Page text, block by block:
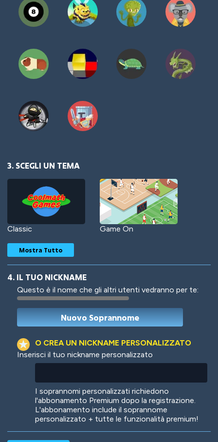
3. SCEGLI UN TEMA
Classic Game On
Woof Jungle Cats
Mostra Tutto
4. IL TUO NICKNAME
Questo è il nome che gli altri utenti vedranno per te:
O CREA UN NICKNAME PERSONALIZZATO
Inserisci il tuo nickname personalizzato
I soprannomi personalizzati richiedono
l'abbonamento Premium dopo la registrazione.
L'abbonamento include il soprannome
personalizzato + tutte le funzionalità premium!